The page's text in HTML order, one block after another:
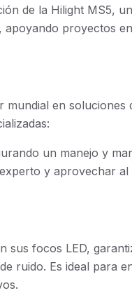
de la Hilight MS5,
apoyando proyectos
en soluciones
un manejo y
y aprovechar
sus focos LED,
ruido. Es ideal para